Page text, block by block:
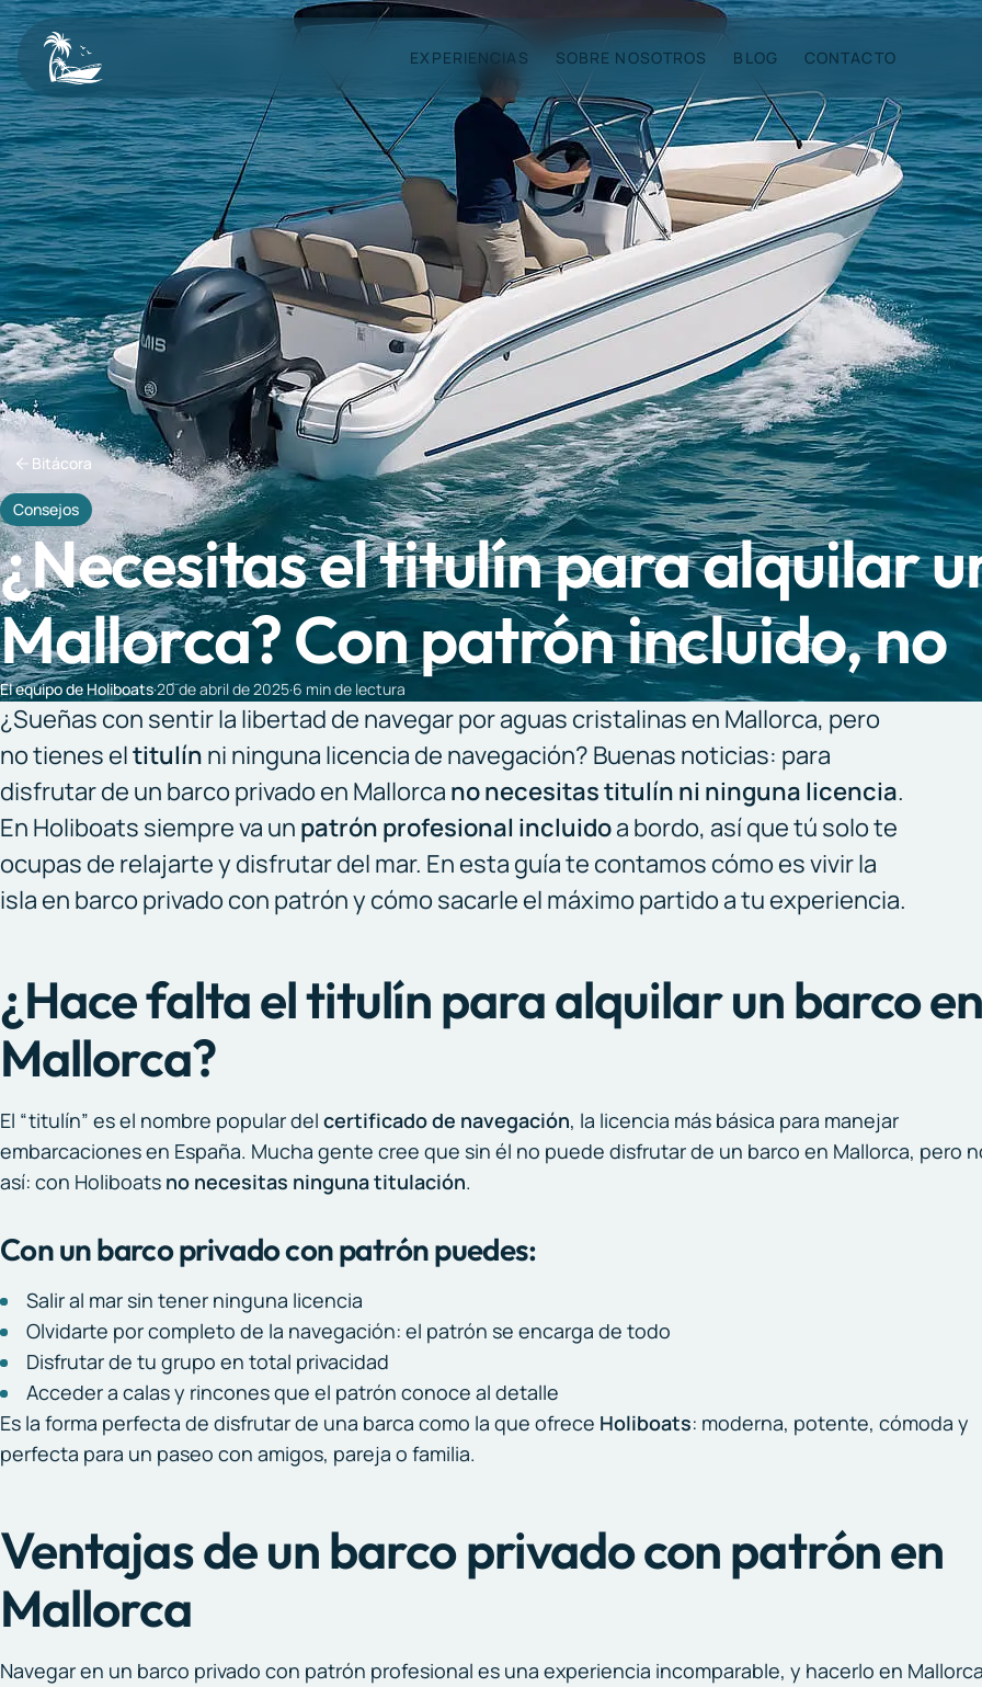
EXPERIENCIAS SOBRE NOSOTROS BLOG CONTACTO
Bitácora
Consejos
¿Necesitas el titulín para alquilar
Mallorca? Con patrón incluido, no
El equipo de Holiboats·20 de abril de 2025·6 min de lectura
¿Sueñas con sentir la libertad de navegar por aguas cristalinas en Mallorca, pero
no tienes eltitulín ni ninguna licencia de navegación? Buenas noticias: para
disfrutar de un barco privado en Mallorca no necesitas titulín ni ninguna licencia.
En Holiboats siempre va un patrón profesional incluidoa bordo, así que tú solo te
ocupas de relajarte y disfrutar del mar. En esta guía te contamos cómo es vivir la
isla en barco privado con patrón y cómo sacarle el máximo partido a tu experiencia.
¿Hace falta el titulín para alquilar un barco
Mallorca?
El “titulín” es el nombre popular del certificado de navegación, la licencia más básica para manejar
embarcaciones en España. Mucha gente cree que sin él no puede disfrutar de un barco en Mallorca, pero
así: con Holiboats no necesitas ninguna titulación.
Con un barco privado con patrón puedes:
Salir al mar sin tener ninguna licencia
Olvidarte por completo de la navegación: el patrón se encarga de todo
Disfrutar de tu grupo en total privacidad
Acceder a calas y rincones que el patrón conoce al detalle
Es la forma perfecta de disfrutar de una barca como la que ofrece Holiboats: moderna, potente, cómoda y
perfecta para un paseo con amigos, pareja o familia.
Ventajas de un barco privado con patrón en
Mallorca
Navegar en un barco privado con patrón profesional es una experiencia incomparable, y hacerlo en